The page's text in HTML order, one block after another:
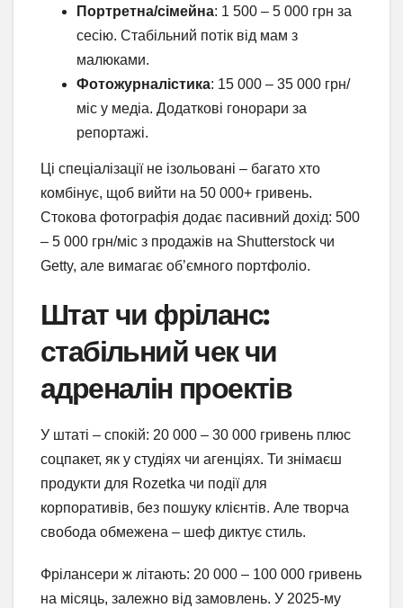
Портретна/сімейна: 1 500 – 5 000 грн за
сесію. Стабільний потік від мам з
малюками.
Фотожурналістика: 15 000 – 35 000 грн/
міс у медіа. Додаткові гонорари за
репортажі.
Ці спеціалізації не ізольовані – багато хто
комбінує, щоб вийти на 50 000+ гривень.
Стокова фотографія додає пасивний дохід: 500
– 5 000 грн/міс з продажів на Shutterstock чи
Getty, але вимагає об’ємного портфоліо.
Штат чи фріланс:
стабільний чек чи
адреналін проектів
У штаті – спокій: 20 000 – 30 000 гривень плюс
соцпакет, як у студіях чи агенціях. Ти знімаєш
продукти для Rozetka чи події для
корпоративів, без пошуку клієнтів. Але творча
свобода обмежена – шеф диктує стиль.
Фрілансери ж літають: 20 000 – 100 000 гривень
на місяць, залежно від замовлень. У 2025-му